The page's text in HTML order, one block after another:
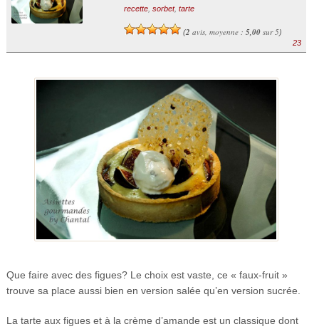
recette, sorbet, tarte
(2 avis, moyenne : 5,00sur 5)
23
Que faire avec des figues? Le choix est vaste, ce « faux-fruit »
trouve sa place aussi bien en version salée qu’en version sucrée.
La tarte aux figues et à la crème d’amande est un classique dont